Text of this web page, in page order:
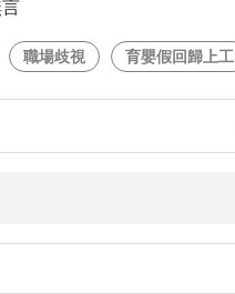
職場歧視 育嬰假回歸上工